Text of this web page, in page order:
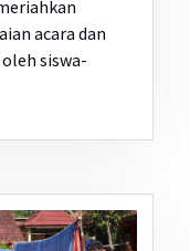
acara dan
siswa-